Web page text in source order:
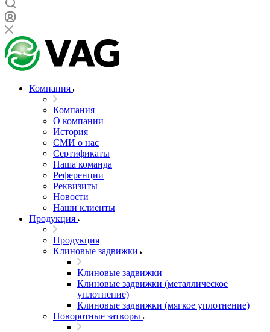
Компания
Компания
О компании
История
СМИ о нас
Cертификаты
Наша команда
Референции
Реквизиты
Новости
Наши клиенты
Продукция
Продукция
Клиновые задвижки
Клиновые задвижки
Клиновые задвижки (металлическое
уплотнение)
Клиновые задвижки (мягкое уплотнение)
Поворотные затворы